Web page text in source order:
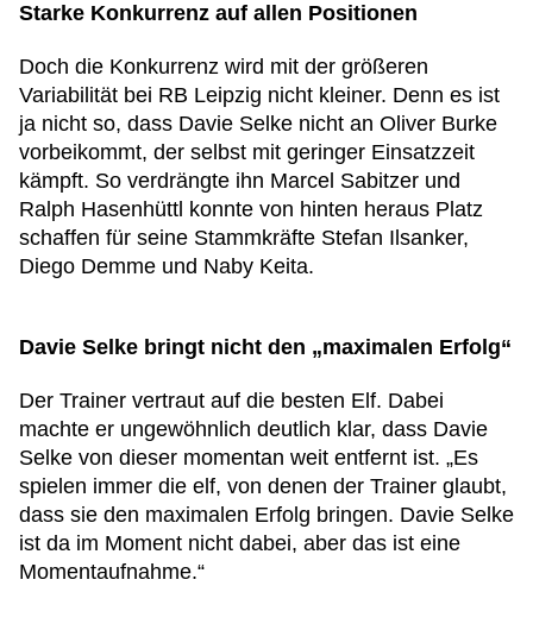
Starke Konkurrenz auf allen Positionen
Doch die Konkurrenz wird mit der größeren
Variabilität bei RB Leipzig nicht kleiner. Denn es ist
ja nicht so, dass Davie Selke nicht an Oliver Burke
vorbeikommt, der selbst mit geringer Einsatzzeit
kämpft. So verdrängte ihn Marcel Sabitzer und
Ralph Hasenhüttl konnte von hinten heraus Platz
schaffen für seine Stammkräfte Stefan Ilsanker,
Diego Demme und Naby Keita.
Davie Selke bringt nicht den „maximalen Erfolg“
Der Trainer vertraut auf die besten Elf. Dabei
machte er ungewöhnlich deutlich klar, dass Davie
Selke von dieser momentan weit entfernt ist. „Es
spielen immer die elf, von denen der Trainer glaubt,
dass sie den maximalen Erfolg bringen. Davie Selke
ist da im Moment nicht dabei, aber das ist eine
Momentaufnahme.“